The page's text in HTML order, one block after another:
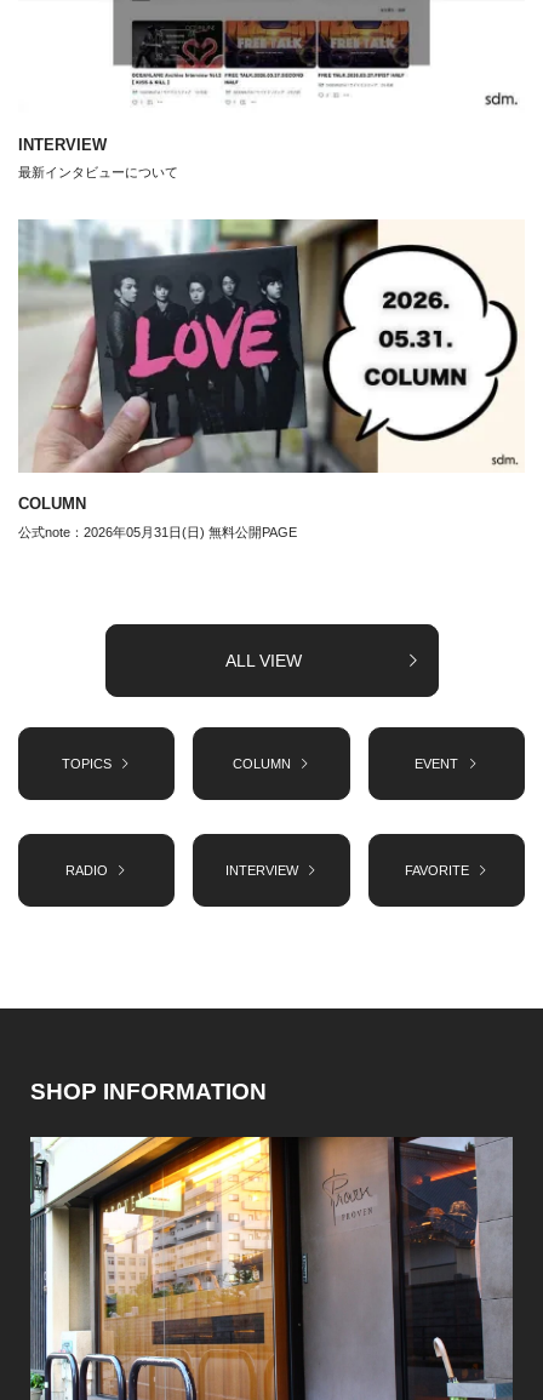
INTERVIEW
最新インタビューについて
COLUMN
公式note：2026年05月31日(日) 無料公開PAGE
ALL VIEW
TOPICS COLUMN EVENT
RADIO INTERVIEW FAVORITE
SHOP INFORMATION